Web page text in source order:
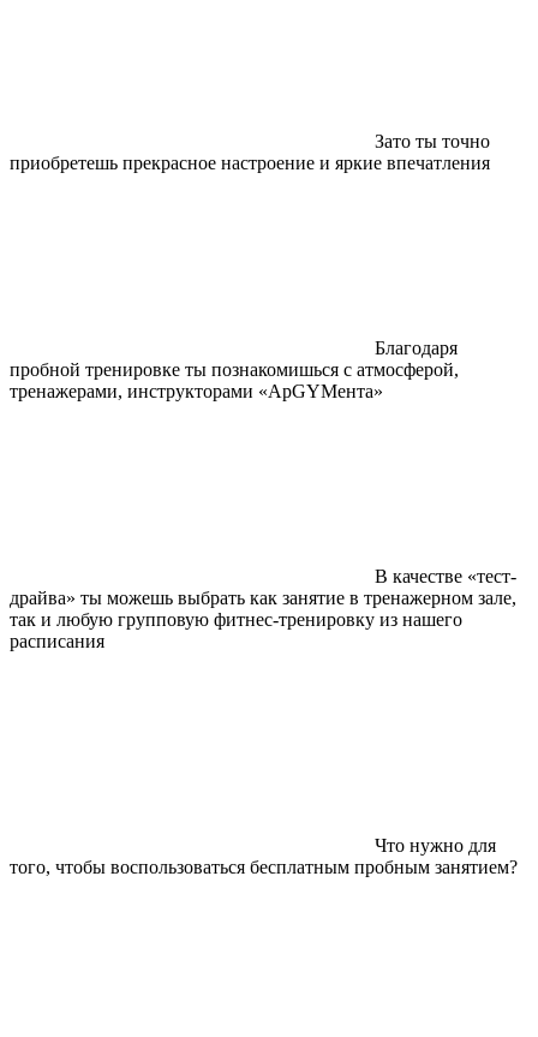
Зато ты точно
приобретешь прекрасное настроение и яркие впечатления
Благодаря
пробной тренировке ты познакомишься с атмосферой,
тренажерами, инструкторами «АрGYMента»
В качестве «тест-
драйва» ты можешь выбрать как занятие в тренажерном зале,
так и любую групповую фитнес-тренировку из нашего
расписания
Что нужно для
того, чтобы воспользоваться бесплатным пробным занятием?